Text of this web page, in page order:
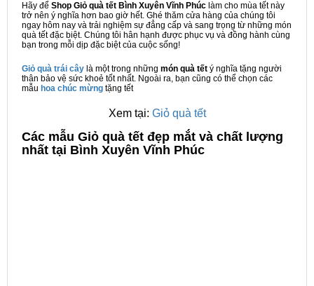
Hãy để Shop Giỏ quà tết Bình Xuyên Vĩnh Phúc làm cho mùa tết này
trở nên ý nghĩa hơn bao giờ hết. Ghé thăm cửa hàng của chúng tôi
ngay hôm nay và trải nghiệm sự đẳng cấp và sang trọng từ những món
quà tết đặc biệt. Chúng tôi hân hạnh được phục vụ và đồng hành cùng
bạn trong mỗi dịp đặc biệt của cuộc sống!
Giỏ quà trái cây là một trong những món quà tết ý nghĩa tặng người
thân bảo vệ sức khoẻ tốt nhất. Ngoài ra, bạn cũng có thể chọn các
mẫu hoa chúc mừng tặng tết
Xem tại: Giỏ quà tết
Các mẫu Giỏ quà tết đẹp mắt và chất lượng
nhất tại Bình Xuyên Vĩnh Phúc